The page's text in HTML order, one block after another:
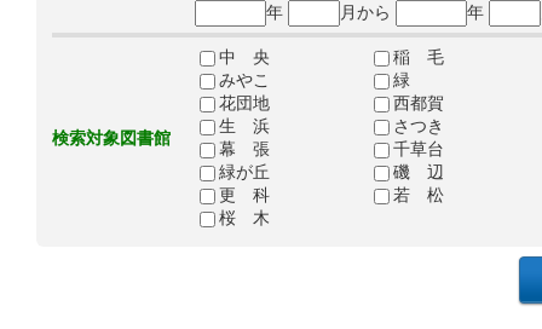
年
月から 年
検索対象図書館
中 央
稲 毛
みやこ
緑
花団地
西都賀
生 浜
さつき
幕 張
千草台
緑が丘
磯 辺
更 科
若 松
桜 木